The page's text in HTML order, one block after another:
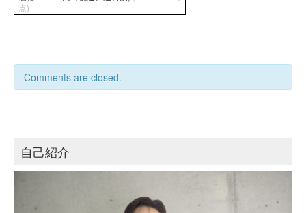
点)
Comments are closed.
自己紹介